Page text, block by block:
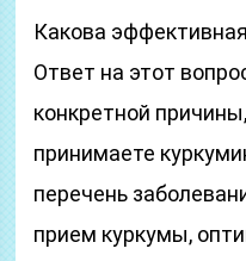
Какова
Ответ на этот
конкретной
принимаете
перечень
прием куркумы,